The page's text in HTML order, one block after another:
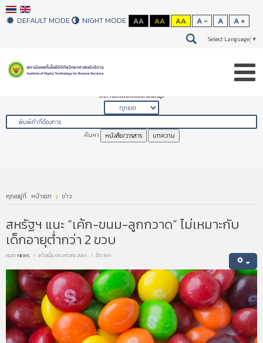
DEFAULT MODE NIGHT MODE AA AA AA A - A A +
Select Language ▼
สืบค้นสิ่งพิมพ์ของห้องสมุด
ค้นหา หนังสือ/วารสาร บทความ
คุณอยู่ที่: หน้าแรก ข่าว
สหรัฐฯ แนะ “เค้ก-ขนม-ลูกกวาด” ไม่เหมาะกับ
เด็กอายุต่ำกว่า 2 ขวบ
หมวด:NEWS สร้างเมื่อ: 06 มกราคม 2564 ฮิต: 1914